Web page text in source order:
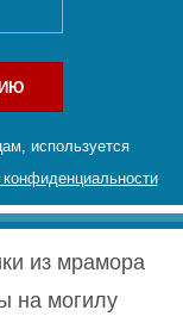
используется
конфиденциальности
из мрамора
на могилу